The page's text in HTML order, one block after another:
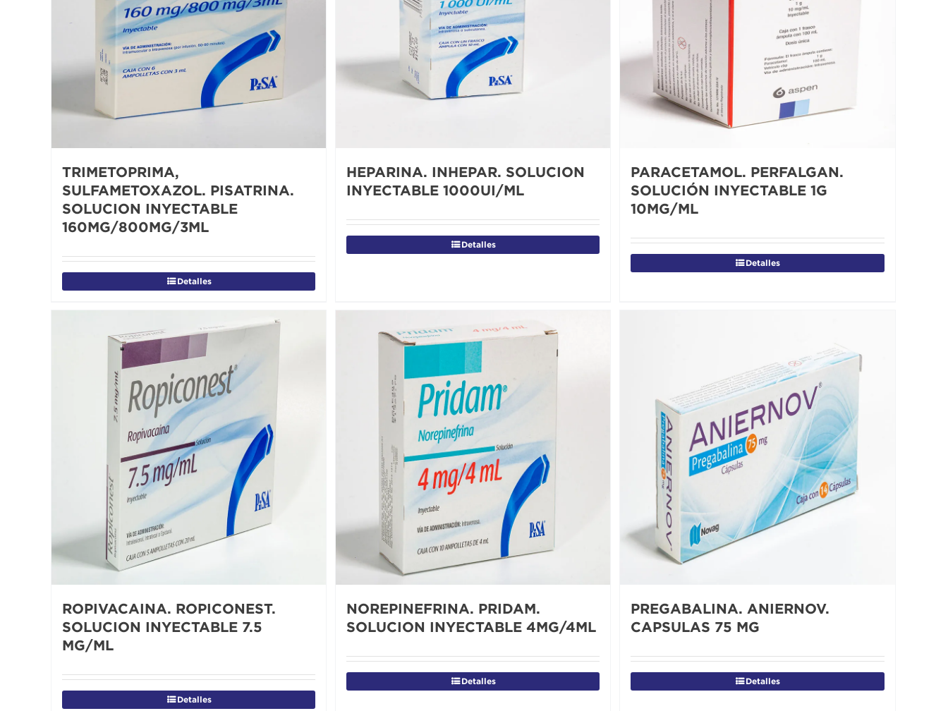
TRIMETOPRIMA,
SULFAMETOXAZOL. PISATRINA.
SOLUCION INYECTABLE
160MG/800MG/3ML
Detalles
HEPARINA. INHEPAR. SOLUCION
INYECTABLE 1000UI/ML
Detalles
PARACETAMOL. PERFALGAN.
SOLUCIÓN INYECTABLE 1G
10MG/ML
Detalles
ROPIVACAINA. ROPICONEST.
SOLUCION INYECTABLE 7.5
MG/ML
Detalles
NOREPINEFRINA. PRIDAM.
SOLUCION INYECTABLE 4MG/4ML
Detalles
PREGABALINA. ANIERNOV.
CAPSULAS 75 MG
Detalles